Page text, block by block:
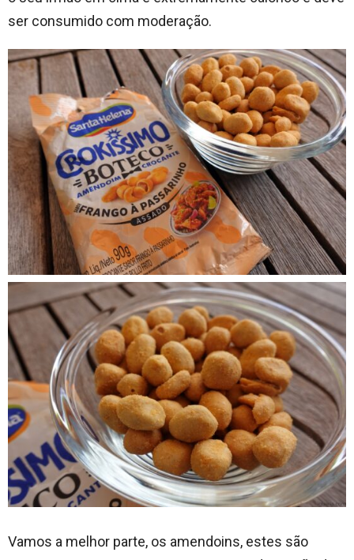
ser consumido com moderação.
Vamos a melhor parte, os amendoins, estes são